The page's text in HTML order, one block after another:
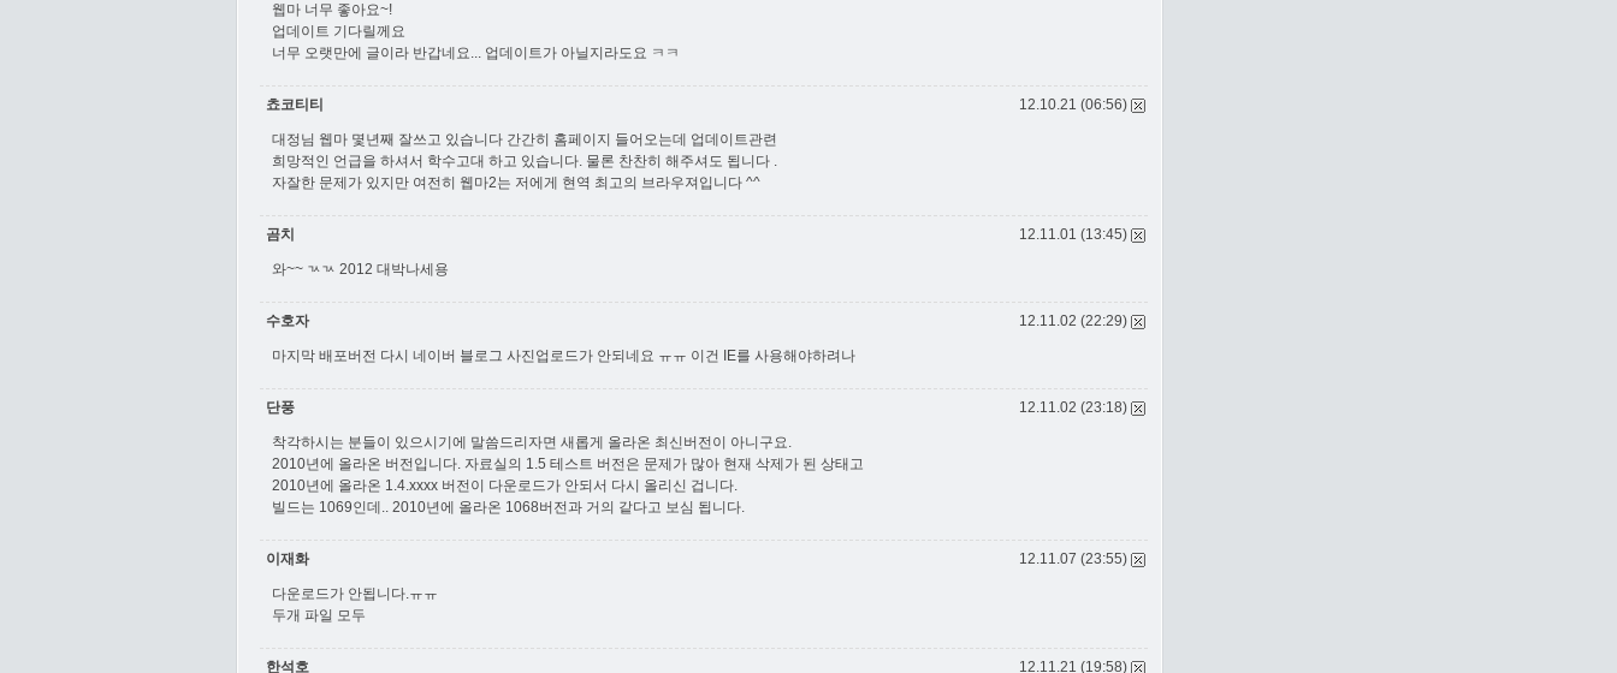
웹마 너무 좋아요~!
업데이트 기다릴께요
너무 오랫만에 글이라 반갑네요... 업데이트가 아닐지라도요 ㅋㅋ
쵸코티티 12.10.21 (06:56)
대정님 웹마 몇년째 잘쓰고 있습니다 간간히 홈페이지 들어오는데 업데이트관련
희망적인 언급을 하셔서 학수고대 하고 있습니다. 물론 찬찬히 해주셔도 됩니다 .
자잘한 문제가 있지만 여전히 웹마2는 저에게 현역 최고의 브라우져입니다 ^^
곰치 12.11.01 (13:45)
와~~ ㄳㄳ 2012 대박나세용
수호자 12.11.02 (22:29)
마지막 배포버전 다시 네이버 블로그 사진업로드가 안되네요 ㅠㅠ 이건 IE를 사용해야하려나
단풍 12.11.02 (23:18)
착각하시는 분들이 있으시기에 말씀드리자면 새롭게 올라온 최신버전이 아니구요.
2010년에 올라온 버전입니다. 자료실의 1.5 테스트 버전은 문제가 많아 현재 삭제가 된 상태고
2010년에 올라온 1.4.xxxx 버전이 다운로드가 안되서 다시 올리신 겁니다.
빌드는 1069인데.. 2010년에 올라온 1068버전과 거의 같다고 보심 됩니다.
이재화 12.11.07 (23:55)
다운로드가 안됩니다.ㅠㅠ
두개 파일 모두
한석호 12.11.21 (19:58)